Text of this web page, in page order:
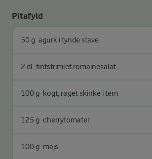
Pitafyld
50 g agurk i tynde stave
2 dl fintstrimlet romainesalat
100 g kogt, røget skinke i tern
125 g cherrytomater
100 g majs